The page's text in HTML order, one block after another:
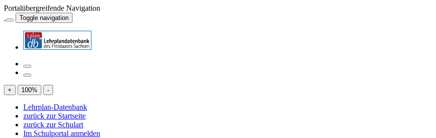
Portalübergreifende Navigation
Toggle navigation
+ 100% -
Lehrplan-Datenbank
zurück zur Startseite
zurück zur Schulart
Im Schulportal anmelden